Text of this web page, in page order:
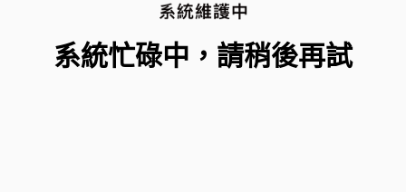
系統忙碌中，請稍後再試